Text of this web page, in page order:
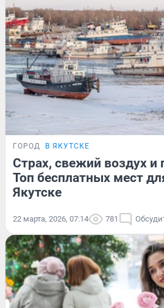
ГОРОД В ЯКУТСКЕ
Страх, свежий воздух и
Топ бесплатных мест
Якутске
22 марта, 2026, 07:14 781